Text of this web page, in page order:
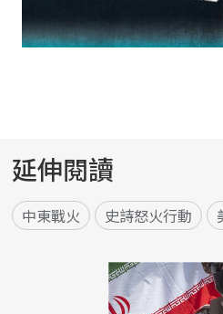
延伸閱讀
中東戰火 史詩怒火行動